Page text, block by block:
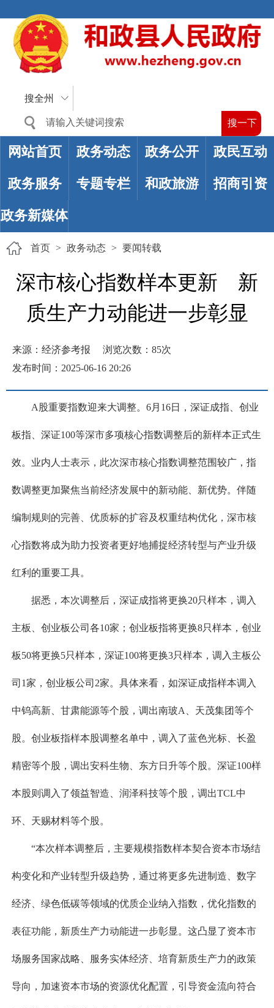
搜全州
网站首页 政务动态 政务公开 政民互动
政务服务 专题专栏 和政旅游 招商引资
政务新媒体
首页 > 政务动态 > 要闻转载
深市核心指数样本更新 新
质生产力动能进一步彰显
来源：经济参考报 浏览次数： 85次
发布时间：2025-06-16 20:26
A股重要指数迎来大调整。6月16日，深证成指、创业
板指、深证100等深市多项核心指数调整后的新样本正式生
效。业内人士表示，此次深市核心指数调整范围较广，指
数调整更加聚焦当前经济发展中的新动能、新优势。伴随
编制规则的完善、优质标的扩容及权重结构优化，深市核
心指数将成为助力投资者更好地捕捉经济转型与产业升级
红利的重要工具。
据悉，本次调整后，深证成指将更换20只样本，调入
主板、创业板公司各10家；创业板指将更换8只样本，创业
板50将更换5只样本，深证100将更换3只样本，调入主板公
司1家，创业板公司2家。具体来看，如深证成指样本调入
中钨高新、甘肃能源等个股，调出南玻A、天茂集团等个
股。创业板指样本股调整名单中，调入了蓝色光标、长盈
精密等个股，调出安科生物、东方日升等个股。深证100样
本股则调入了领益智造、润泽科技等个股，调出TCL中
环、天赐材料等个股。
“本次样本调整后，主要规模指数样本契合资本市场结
构变化和产业转型升级趋势，通过将更多先进制造、数字
经济、绿色低碳等领域的优质企业纳入指数，优化指数的
表征功能，新质生产力动能进一步彰显。这凸显了资本市
场服务国家战略、服务实体经济、培育新质生产力的政策
导向，加速资本市场的资源优化配置，引导资金流向符合